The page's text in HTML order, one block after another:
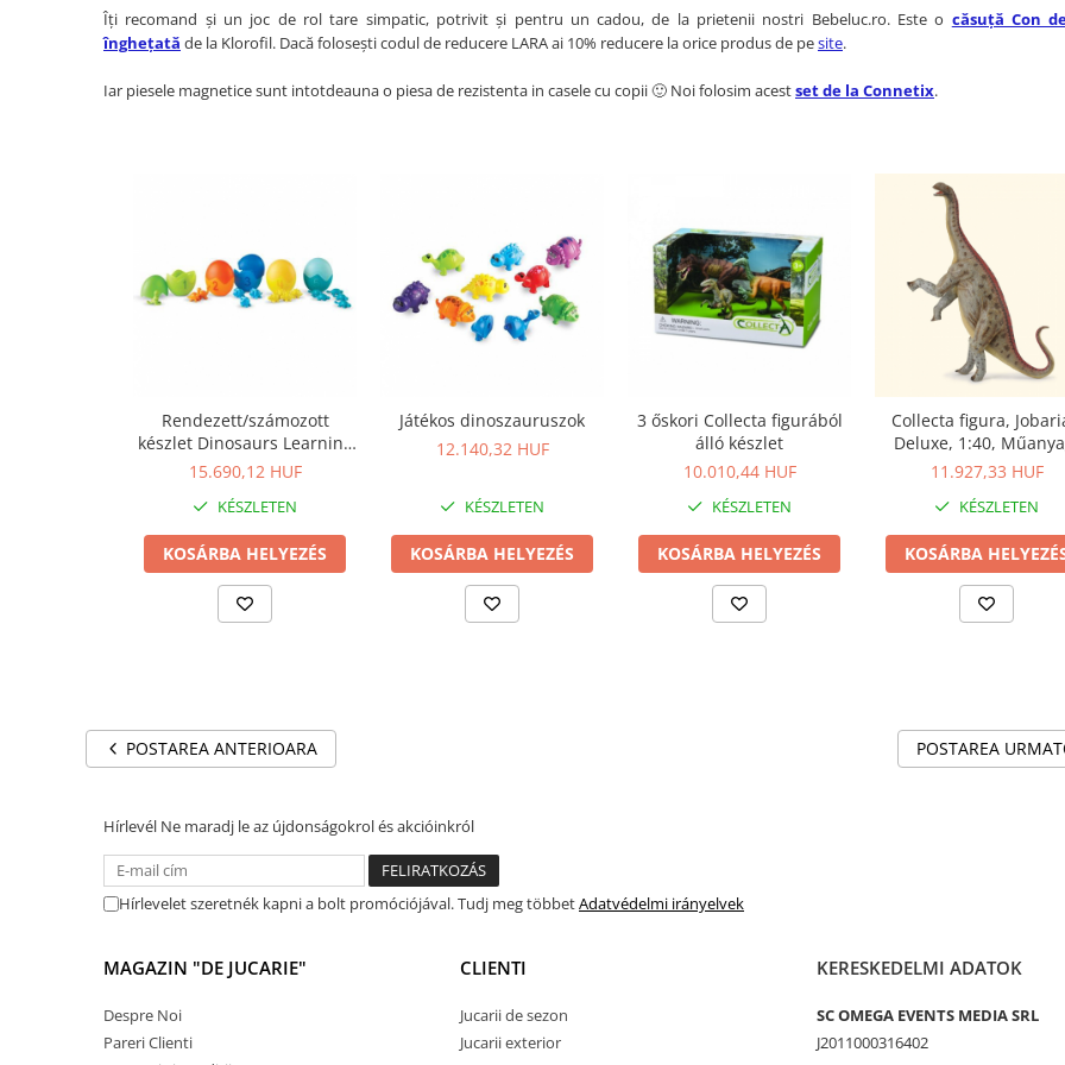
Ajándékok 7 éves gyerekeknek
Ajándékok 8 éves gyerekeknek
Ajándékok 9 éves gyerekeknek
Lány tolltartók
Gyerek rekeszes ételhordók
Gyerek éjjeli lámpák
Tisztítószerek
Gyerek rollerek
Kerti játékok
Gyerek kerékpárok
Îți recomand și un joc de rol tare simpatic, potrivit și pentru un cadou, de la prietenii nostri Bebeluc.ro. Este o căsuță Con
înghețată de la Klorofil. Dacă folosești codul de reducere LARA ai 10% reducere la orice produs de pesite.
Iar piesele magnetice sunt intotdeauna o piesa de rezistenta in casele cu copii 🙂 Noi folosim acestset de la Connetix.
Rendezett/számozott
készlet Dinosaurs Learning
Resources, 39 x 26 x 7 cm,
15.690,12 HUF
KÉSZLETEN
KOSÁRBA HELYEZÉS
Játékos dinoszauruszok
12.140,32 HUF
KÉSZLETEN
KOSÁRBA HELYEZÉS
3 őskori Collecta figurából
álló készlet
10.010,44 HUF
KÉSZLETEN
KOSÁRBA HELYEZÉS
Collecta figura,
Deluxe, 1:40,
Többszínű
11.927,33 HUF
KÉSZLETEN
KOSÁRBA
POSTAREA
POSTAREA ANTERIOARA
Hírlevél Ne maradj le az újdonságokrol és akcióinkról
Hírlevelet szeretnék kapni a bolt promóciójával. Tudj meg többetAdatvédelmi irányelvek
MAGAZIN "DE JUCARIE"
Despre Noi
Pareri Clienti
CLIENTI
Jucarii de sezon
Jucarii exterior
KERESKEDELMI ADATOK
SC OMEGA EVENTS MEDIA SRL
J2011000316402